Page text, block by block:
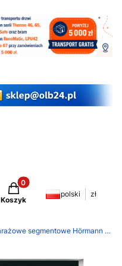
Produkty w koszyku: 0.
Koszyk
polski zł
Bramy garażowe segmentowe Hörmann RenoMatic